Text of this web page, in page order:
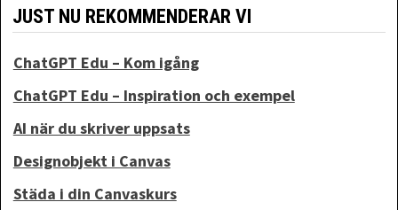
JUST NU REKOMMENDERAR VI
ChatGPT Edu – Kom igång
ChatGPT Edu – Inspiration och exempel
AI när du skriver uppsats
Designobjekt i Canvas
Städa i din Canvaskurs